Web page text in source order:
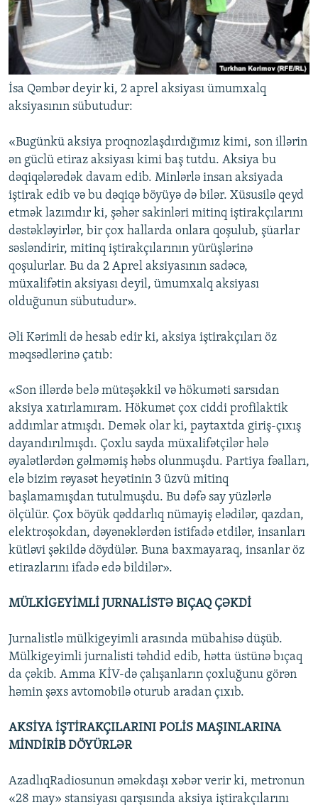
İsa Qəmbər deyir ki, 2 aprel aksiyası ümumxalq
aksiyasının sübutudur:
«Bugünkü aksiya proqnozlaşdırdığımız kimi, son illərin
ən güclü etiraz aksiyası kimi baş tutdu. Aksiya bu
dəqiqələrədək davam edib. Minlərlə insan aksiyada
iştirak edib və bu dəqiqə böyüyə də bilər. Xüsusilə qeyd
etmək lazımdır ki, şəhər sakinləri mitinq iştirakçılarını
dəstəkləyirlər, bir çox hallarda onlara qoşulub, şüarlar
səsləndirir, mitinq iştirakçılarının yürüşlərinə
qoşulurlar. Bu da 2 Aprel aksiyasının sadəcə,
müxalifətin aksiyası deyil, ümumxalq aksiyası
olduğunun sübutudur».
Əli Kərimli də hesab edir ki, aksiya iştirakçıları öz
məqsədlərinə çatıb:
«Son illərdə belə mütəşəkkil və hökuməti sarsıdan
aksiya xatırlamıram. Hökumət çox ciddi profilaktik
addımlar atmışdı. Demək olar ki, paytaxtda giriş-çıxış
dayandırılmışdı. Çoxlu sayda müxalifətçilər hələ
əyalətlərdən gəlməmiş həbs olunmuşdu. Partiya fəalları,
elə bizim rəyasət heyətinin 3 üzvü mitinq
başlamamışdan tutulmuşdu. Bu dəfə say yüzlərlə
ölçülür. Çox böyük qəddarlıq nümayiş elədilər, qazdan,
elektroşokdan, dəyənəklərdən istifadə etdilər, insanları
kütləvi şəkildə döydülər. Buna baxmayaraq, insanlar öz
etirazlarını ifadə edə bildilər».
MÜLKİGEYİMLİ JURNALİSTƏ BIÇAQ ÇƏKDİ
Jurnalistlə mülkigeyimli arasında mübahisə düşüb.
Mülkigeyimli jurnalisti təhdid edib, hətta üstünə bıçaq
da çəkib. Amma KİV-də çalışanların çoxluğunu görən
həmin şəxs avtomobilə oturub aradan çıxıb.
AKSİYA İŞTİRAKÇILARINI POLİS MAŞINLARINA
MİNDİRİB DÖYÜRLƏR
AzadlıqRadiosunun əməkdaşı xəbər verir ki, metronun
«28 may» stansiyası qarşısında aksiya iştirakçılarını